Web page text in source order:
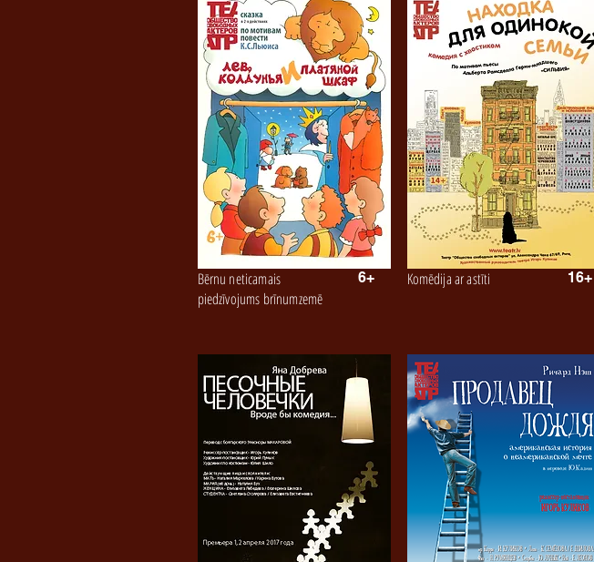
6+
Bērnu neticamais
piedzīvojums brīnumzemē
16+
Komēdija ar astīti